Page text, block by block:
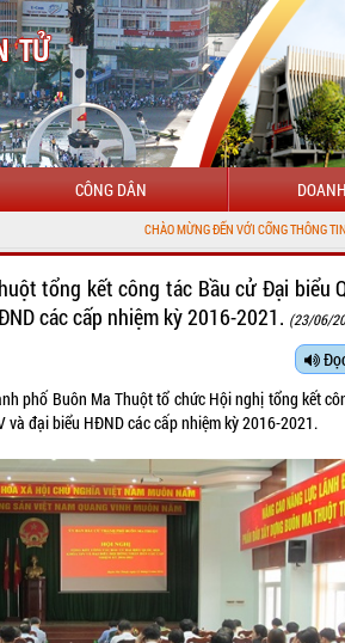
CÔNG DÂN
CHÀO MỪNG ĐẾN VỚI CỔNG THÔNG TIN ĐIỆN TỬ TỈNH ĐẮK
tổng kết công tác Bầu cử Đại biểu
các cấp nhiệm kỳ 2016-2021. (23/06/
phố Buôn Ma Thuột tổ chức Hội nghị tổng kết
và đại biểu HĐND các cấp nhiệm kỳ 2016-2021.